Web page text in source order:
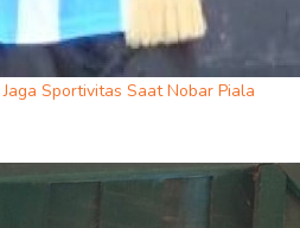
Sportivitas Saat Nobar Piala